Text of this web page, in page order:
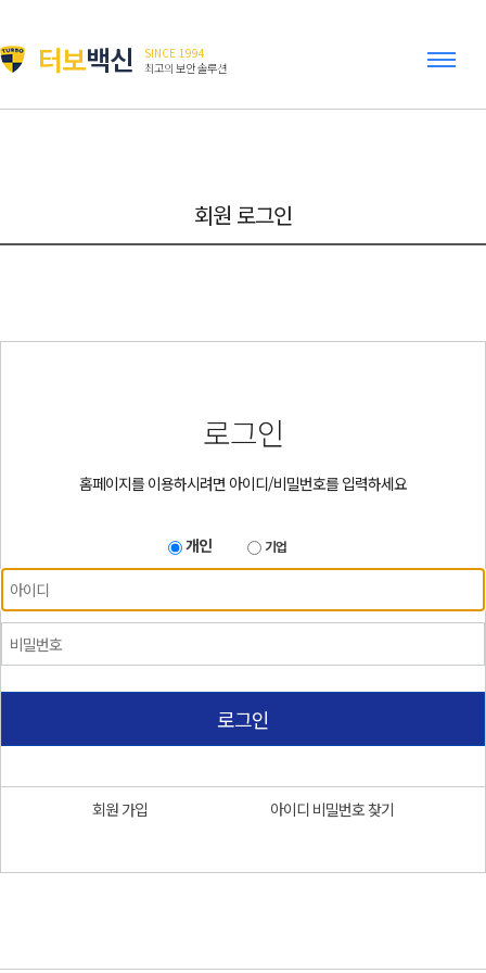
터보백신
SINCE 1994
최고의 보안 솔루션
회원 로그인
로그인
홈페이지를 이용하시려면 아이디/비밀번호를 입력하세요
개인 기업
로그인
회원 가입 아이디 비밀번호 찾기